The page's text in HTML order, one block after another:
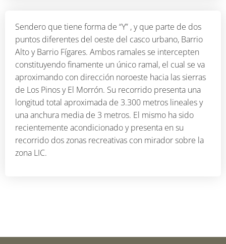
Sendero que tiene forma de “Y” , y que parte de dos
puntos diferentes del oeste del casco urbano, Barrio
Alto y Barrio Fígares. Ambos ramales se intercepten
constituyendo finamente un único ramal, el cual se va
aproximando con dirección noroeste hacia las sierras
de Los Pinos y El Morrón. Su recorrido presenta una
longitud total aproximada de 3.300 metros lineales y
una anchura media de 3 metros. El mismo ha sido
recientemente acondicionado y presenta en su
recorrido dos zonas recreativas con mirador sobre la
zona LIC.